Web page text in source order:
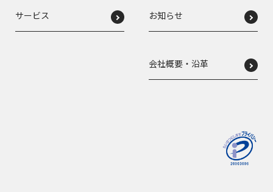
サービス お知らせ
会社概要・沿革